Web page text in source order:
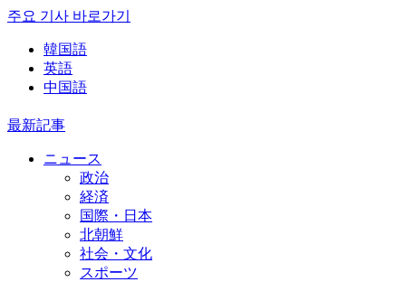
주요 기사 바로가기
韓国語
英語
中国語
最新記事
ニュース
政治
経済
国際・日本
北朝鮮
社会・文化
スポーツ